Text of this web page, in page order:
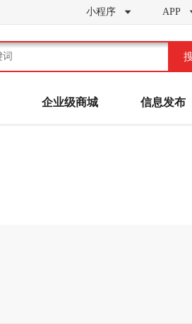
小程序  APP
企业级商城 信息发布